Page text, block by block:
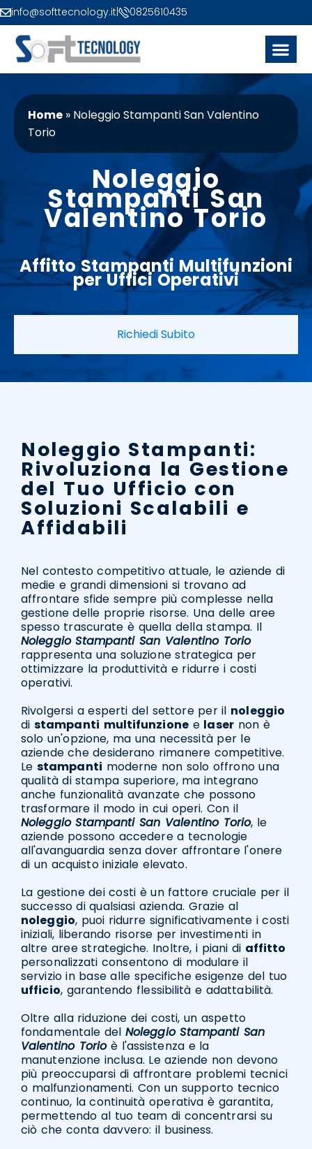
info@softtecnology.it 0825610435
Home » Noleggio Stampanti San Valentino
Torio
Noleggio
Stampanti San
Valentino Torio
Affitto Stampanti Multifunzioni
per Uffici Operativi
Richiedi Subito
Noleggio Stampanti:
Rivoluziona la Gestione
del Tuo Ufficio con
Soluzioni Scalabili e
Affidabili
Nel contesto competitivo attuale, le aziende di
medie e grandi dimensioni si trovano ad
affrontare sfide sempre più complesse nella
gestione delle proprie risorse. Una delle aree
spesso trascurate è quella della stampa. Il
Noleggio Stampanti San Valentino Torio
rappresenta una soluzione strategica per
ottimizzare la produttività e ridurre i costi
operativi.
Rivolgersi a esperti del settore per il noleggio
di stampanti multifunzionee lasernon è
solo un'opzione, ma una necessità per le
aziende che desiderano rimanere competitive.
Le stampanti moderne non solo offrono una
qualità di stampa superiore, ma integrano
anche funzionalità avanzate che possono
trasformare il modo in cui operi. Con il
Noleggio Stampanti San Valentino Torio, le
aziende possono accedere a tecnologie
all'avanguardia senza dover affrontare l'onere
di un acquisto iniziale elevato.
La gestione dei costi è un fattore cruciale per il
successo di qualsiasi azienda. Grazie al
noleggio, puoi ridurre significativamente i costi
iniziali, liberando risorse per investimenti in
altre aree strategiche. Inoltre, i piani di affitto
personalizzati consentono di modulare il
servizio in base alle specifiche esigenze del tuo
ufficio, garantendo flessibilità e adattabilità.
Oltre alla riduzione dei costi, un aspetto
fondamentale del Noleggio Stampanti San
Valentino Torioè l'assistenza e la
manutenzione inclusa. Le aziende non devono
più preoccuparsi di affrontare problemi tecnici
o malfunzionamenti. Con un supporto tecnico
continuo, la continuità operativa è garantita,
permettendo al tuo team di concentrarsi su
ciò che conta davvero: il business.